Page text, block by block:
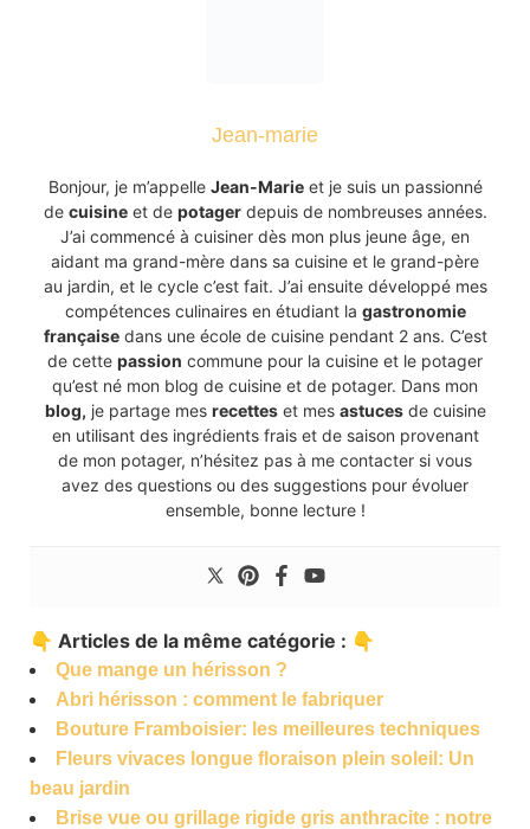
Jean-marie
Bonjour, je m’appelle Jean-Marieet je suis un passionné
de cuisineet de potagerdepuis de nombreuses années.
J’ai commencé à cuisiner dès mon plus jeune âge, en
aidant ma grand-mère dans sa cuisine et le grand-père
au jardin, et le cycle c’est fait. J’ai ensuite développé mes
compétences culinaires en étudiant la gastronomie
françaisedans une école de cuisine pendant 2 ans. C’est
de cette passion commune pour la cuisine et le potager
qu’est né mon blog de cuisine et de potager. Dans mon
blog, je partage mes recetteset mes astucesde cuisine
en utilisant des ingrédients frais et de saison provenant
de mon potager, n’hésitez pas à me contacter si vous
avez des questions ou des suggestions pour évoluer
ensemble, bonne lecture !
👇 Articles de la même catégorie : 👇
Que mange un hérisson ?
Abri hérisson : comment le fabriquer
Bouture Framboisier: les meilleures techniques
Fleurs vivaces longue floraison plein soleil: Un
beau jardin
Brise vue ou grillage rigide gris anthracite : notre